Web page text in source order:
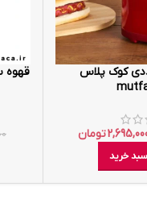
پز ۲ عددی کوک پلاس
تومان
خرید